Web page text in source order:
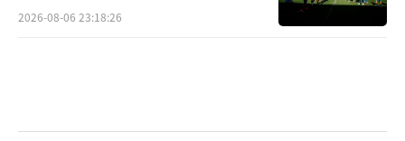
2026-08-06 23:18:26